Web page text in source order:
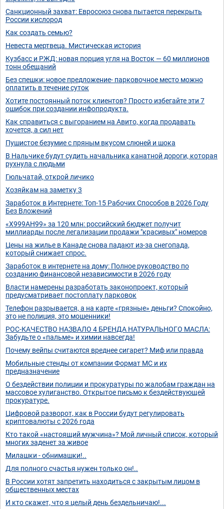
Санкционный захват: Евросоюз снова пытается перекрыть
России кислород
Как создать семью?
Невеста мертвеца. Мистическая история
Кузбасс и РЖД: новая порция угля на Восток — 60 миллионов
тонн обещаний
Без спешки: новое предложение- парковочное место можно
оплатить в течение суток
Хотите постоянный поток клиентов? Просто избегайте эти 7
ошибок при создании инфопродукта.
Как справиться с выгоранием на Авито, когда продавать
хочется, а сил нет
Пушистое безумие с пряным вкусом слюней и шока
В Нальчике будут судить начальника канатной дороги, которая
рухнула с людьми
Гюльчатай, открой личико
Хозяйкам на заметку 3
Заработок в Интернете: Топ-15 Рабочих Способов в 2026 Году
Без Вложений
«Х999АН99» за 120 млн: российский бюджет получит
миллиарды после легализации продажи "красивых" номеров
Цены на жилье в Канаде снова падают из-за снегопада,
который снижает спрос.
Заработок в интернете на дому: Полное руководство по
созданию финансовой независимости в 2026 году
Власти намерены разработать законопроект, который
предусматривает постоплату парковок
Телефон разрывается, а на карте «грязные» деньги? Спокойно,
это не полиция, это мошенники!
РОС-КАЧЕСТВО НАЗВАЛО 4 БРЕНДА НАТУРАЛЬНОГО МАСЛА:
Забудьте о «пальме» и химии навсегда!
Почему вейпы считаются вреднее сигарет? Миф или правда
Мобильные стенды от компании Формат МС и их
предназначение
О бездействии полиции и прокуратуры по жалобам граждан на
массовое хулиганство. Открытое письмо к бездействующей
прокуратуре.
Цифровой разворот, как в России будут регулировать
криптовалюты с 2026 года
Кто такой «настоящий мужчина»? Мой личный список, который
многих заденет за живое
Милашки - обнимашки!..
Для полного счастья нужен только он!..
В России хотят запретить находиться с закрытым лицом в
общественных местах
И кто скажет, что я целый день бездельничаю!...